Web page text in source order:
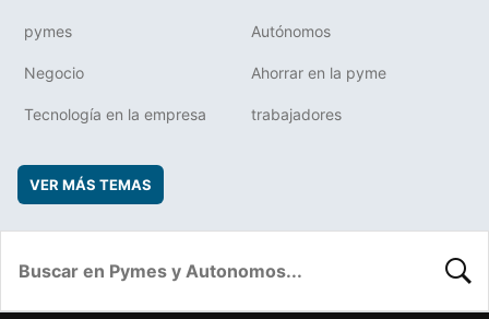
pymes Autónomos
Negocio Ahorrar en la pyme
Tecnología en la empresa trabajadores
VER MÁS TEMAS